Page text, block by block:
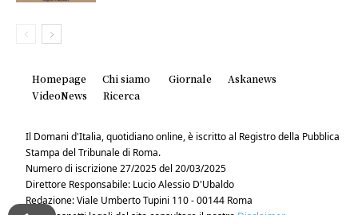
Homepage Chi siamo Giornale
Askanews
VideoNews
Ricerca
Il Domani d'Italia, quotidiano online, è iscritto al Registro della Pubblica
Stampa del Tribunale di Roma.
Numero di iscrizione 27/2025 del 20/03/2025
Direttore Responsabile: Lucio Alessio D'Ubaldo
Redazione: Viale Umberto Tupini 110 - 00144 Roma